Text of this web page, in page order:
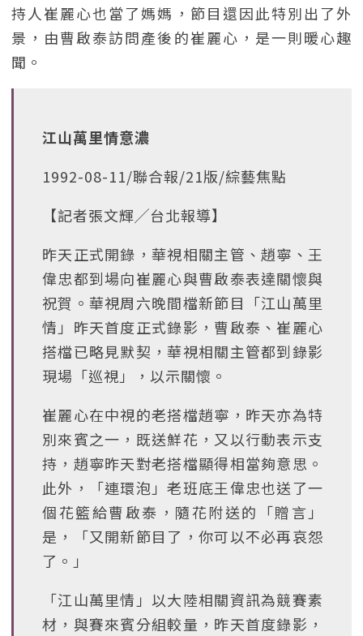
持人崔麗心也當了媽媽，節目還因此特別出了外
景，由曹啟泰訪問產後的崔麗心，是一則暖心趣
聞。
江山萬里情意濃
1992-08-11/聯合報/21版/綜藝焦點
【記者張文輝╱台北報導】
昨天正式開錄，華視相關主管、趙寧、王
偉忠都到場向崔麗心與曹啟泰表達關懷與
祝賀。華視周六晚間檔新節目「江山萬里
情」昨天首度正式錄影，曹啟泰、崔麗心
搭檔已略見默契，華視相關主管都到錄影
現場「巡視」，以示關懷。
崔麗心在中視的老搭檔趙寧，昨天亦為特
別來賓之一，既送鮮花，又以行動表示支
持，趙寧昨天對老搭檔顯得相當夠意思。
此外，「連環泡」老班底王偉忠也送了一
個花籃給曹啟泰，隨花附送的「贈言」
是，「又開新節目了，你可以不必再哀怨
了。」
「江山萬里情」以大陸相關資訊為競賽素
材，與賽來賓分組較量，昨天首度錄影，